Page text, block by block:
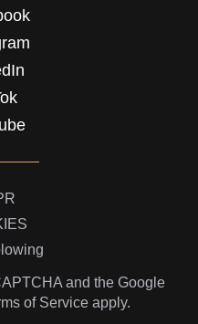
and the Google
of Service apply.